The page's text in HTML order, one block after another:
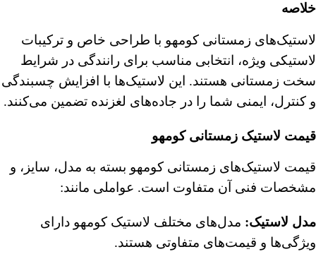
خلاصه
لاستیک‌های زمستانی کومهو با طراحی خاص و ترکیبات
لاستیکی ویژه، انتخابی مناسب برای رانندگی در شرایط
سخت زمستانی هستند. این لاستیک‌ها با افزایش چسبندگی
و کنترل، ایمنی شما را در جاده‌های لغزنده تضمین می‌کنند.
قیمت لاستیک زمستانی کومهو
قیمت لاستیک‌های زمستانی کومهو بسته به مدل، سایز، و
مشخصات فنی آن متفاوت است. عواملی مانند:
مدل لاستیک: مدل‌های مختلف لاستیک کومهو دارای
ویژگی‌ها و قیمت‌های متفاوتی هستند.